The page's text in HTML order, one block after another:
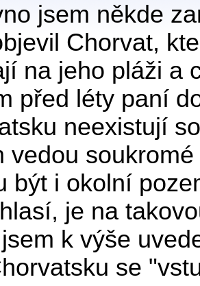
jsem někde
Chorvat,
na jeho pláži a
před léty paní
neexistují
vedou
být i okolní
je na
k výše
se